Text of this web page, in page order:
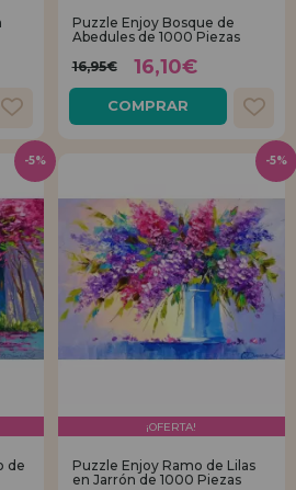
DISTRIBUIDOR
Puzzle Enjoy Bosque de
Abedules de 1000 Piezas
16,95€
16,10€
COMPRAR
de
-5%
¡OFERTA!
Puzzle Enjoy Ramo de Lilas
en Jarrón de 1000 Piezas
-5%